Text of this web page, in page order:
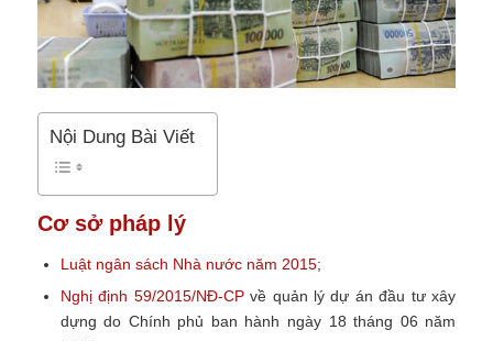
Nội Dung Bài Viết
Cơ sở pháp lý
Luật ngân sách Nhà nước năm 2015;
Nghị định 59/2015/NĐ-CPvề quản lý dự án đầu tư xây
dựng do Chính phủ ban hành ngày 18 tháng 06 năm